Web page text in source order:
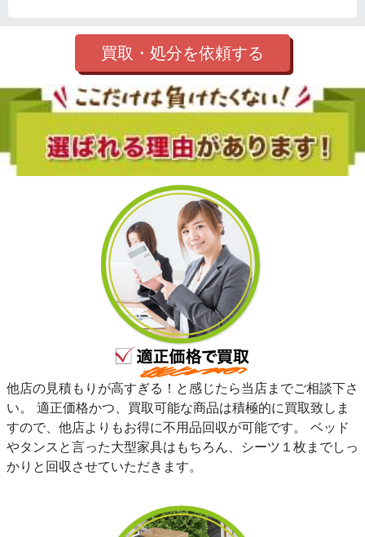
買取・処分を依頼する
他店の見積もりが高すぎる！と感じたら当店までご相談下さ
い。 適正価格かつ、買取可能な商品は積極的に買取致しま
すので、他店よりもお得に不用品回収が可能です。 ベッド
やタンスと言った大型家具はもちろん、シーツ１枚までしっ
かりと回収させていただきます。